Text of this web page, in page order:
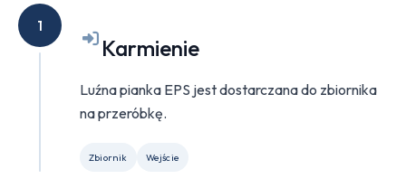
1
Karmienie
Luźna pianka EPS jest dostarczana do zbiornika
na przeróbkę.
Zbiornik Wejście